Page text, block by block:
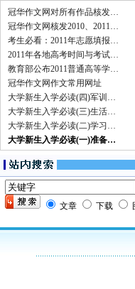
冠华作文网对所有作品核发…
冠华作文网核发2010、2011…
考生必看：2011年志愿填报…
2011年各地高考时间与考试…
教育部公布2011普通高等学…
冠华作文网作文常用网址
大学新生入学必读(四)军训…
大学新生入学必读(三)生活…
大学新生入学必读(二)学习…
大学新生入学必读(一)准备…
文章 下载